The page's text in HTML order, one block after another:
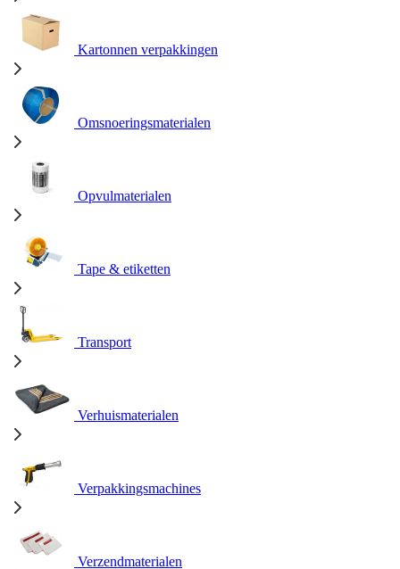
Kartonnen verpakkingen
Omsnoeringsmaterialen
Opvulmaterialen
Tape & etiketten
Transport
Verhuismaterialen
Verpakkingsmachines
Verzendmaterialen